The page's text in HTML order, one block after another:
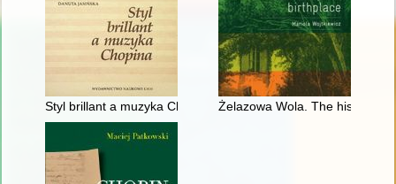
Styl brillant a muzyka Chopina Żelazowa Wola. The history of